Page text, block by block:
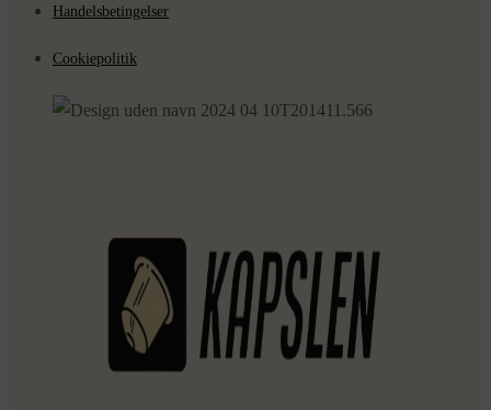
Handelsbetingelser
Cookiepolitik